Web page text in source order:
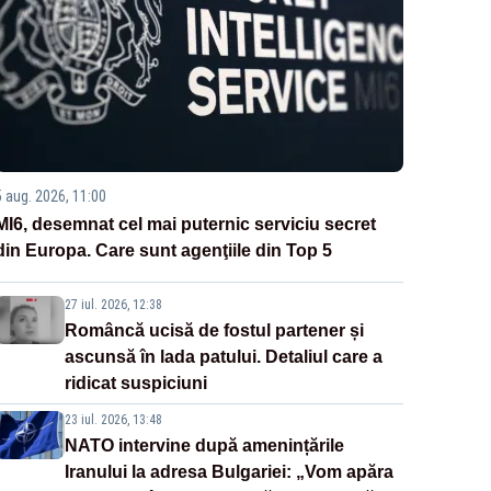
aug. 2026, 11:00
desemnat cel mai puternic serviciu secret
Europa. Care sunt agenţiile din Top 5
27 iul. 2026, 12:38
Româncă ucisă de fostul partener și
ascunsă în lada patului. Detaliul care a
ridicat suspiciuni
23 iul. 2026, 13:48
NATO intervine după amenințările
Iranului la adresa Bulgariei: „Vom apăra